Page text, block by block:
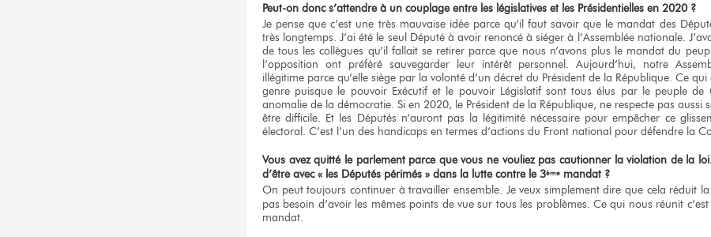
Peut-on donc s’attendre à un couplage entre les législatives et les Présidentielles en 2020 ?
Je pense que c’est une très mauvaise idée parce qu’il faut savoir que le mandat des
très longtemps. J’ai été le seul Député à avoir renoncé à siéger à l’Assemblée nationale.
de tous les collègues qu’il fallait se retirer parce que nous n’avons plus le mandat du
l’opposition ont préféré sauvegarder leur intérêt personnel. Aujourd’hui, notre
illégitime parce qu’elle siège par la volonté d’un décret du Président de la République. Ce
genre puisque le pouvoir Exécutif et le pouvoir Législatif sont tous élus par le peuple de
anomalie de la démocratie. Si en 2020, le Président de la République, ne respecte pas aussi
être difficile. Et les Députés n’auront pas la légitimité nécessaire pour empêcher ce
électoral. C’est l’un des handicaps en termes d’actions du Front national pour défendre la
Vous avez quitté le parlement parce que vous ne vouliez pas cautionner la violation de la
d’être avec« les Députés périmés » dans la lutte contre le 3ème mandat ?
On peut toujours continuer à travailler ensemble. Je veux simplement dire que cela réduit
pas besoin d’avoir les mêmes points de vue sur tous les problèmes. Ce qui nous réunit
mandat.